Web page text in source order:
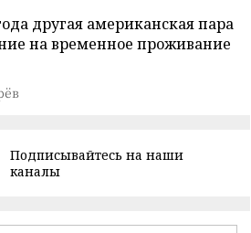
другая американская пара
на временное проживание
Подписывайтесь на наши
каналы